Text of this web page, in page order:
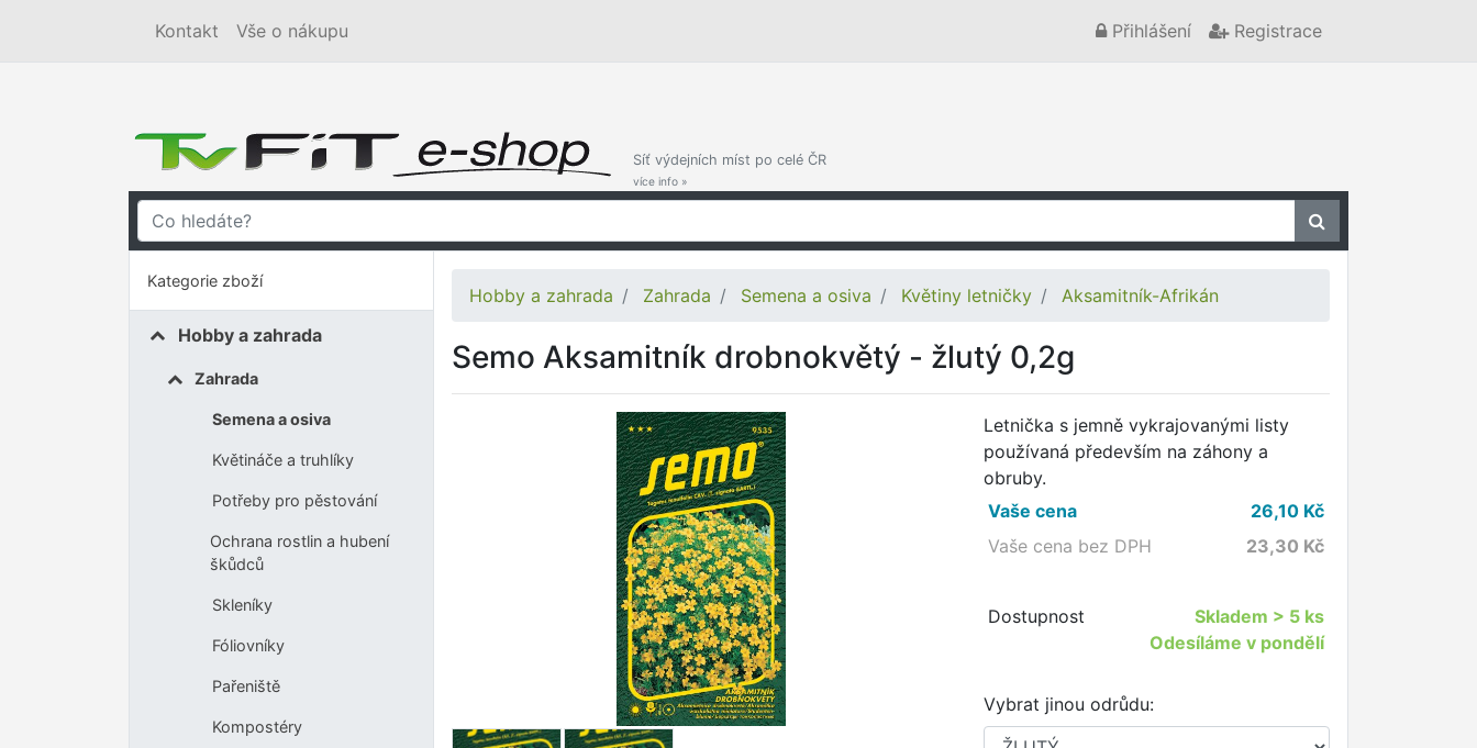
Kontakt Vše o nákupu Přihlášení Registrace
Síť výdejních míst po celé ČR
více info »
Kategorie zboží
Hobby a zahrada
Zahrada
Semena a osiva
Květináče a truhlíky
Potřeby pro pěstování
Ochrana rostlin a hubení
škůdců
Skleníky
Fóliovníky
Pařeniště
Kompostéry
Hobby a zahrada Zahrada Semena a osiva Květiny letničky Aksamitník-Afrikán
Semo Aksamitník drobnokvětý - žlutý 0,2g
Letnička s jemně vykrajovanými listy
používaná především na záhony a
obruby.
Vaše cena
26,10Kč
Vaše cena bez DPH
23,30 Kč
Dostupnost Skladem > 5 ks
Odesíláme v pondělí
Vybrat jinou odrůdu: